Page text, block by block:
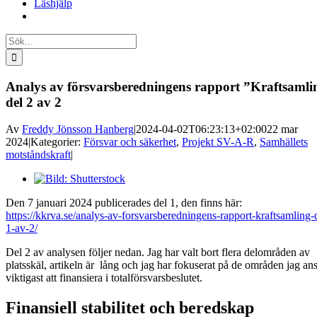
Läshjälp
Sök
efter:
Analys av försvarsberedningens rapport
del 2 av 2
Av Freddy Jönsson Hanberg|2024-04-02T06:23:13+02:0022 mar
2024|Kategorier: Försvar och säkerhet, Projekt SV-A-R, Samhällets
motståndskraft|
Visa
bild
Den 7 januari 2024 publicerades del 1, den finns här:
https://kkrva.se/analys-av-forsvarsberedningens-rapport-kraftsamling-
1-av-2/
Del 2 av analysen följer nedan. Jag har valt bort flera delområden av
platsskäl, artikeln är lång och jag har fokuserat på de områden jag
viktigast att finansiera i totalförsvarsbeslutet.
Finansiell stabilitet och beredskap